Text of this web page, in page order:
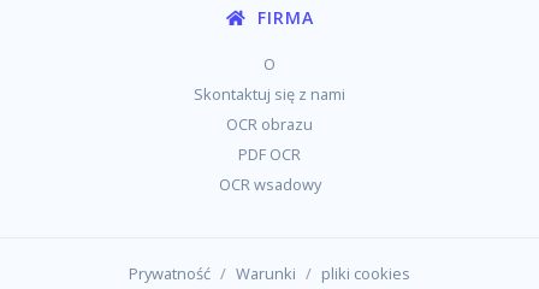
FIRMA
O
Skontaktuj się z nami
OCR obrazu
PDF OCR
OCR wsadowy
Prywatność / Warunki / pliki cookies